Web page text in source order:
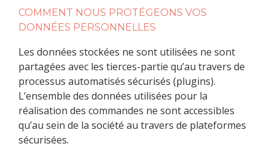
COMMENT NOUS PROTÉGEONS VOS
DONNÉES PERSONNELLES
Les données stockées ne sont utilisées ne sont
partagées avec les tierces-partie qu’au travers de
processus automatisés sécurisés (plugins).
L’ensemble des données utilisées pour la
réalisation des commandes ne sont accessibles
qu’au sein de la société au travers de plateformes
sécurisées.